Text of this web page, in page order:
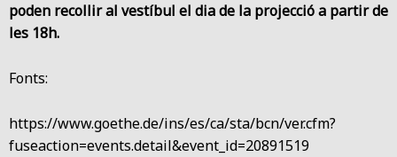
poden recollir al vestíbul el dia de la projecció a partir de
les 18h.
Fonts:
https://www.goethe.de/ins/es/ca/sta/bcn/ver.cfm?
fuseaction=events.detail&event_id=20891519